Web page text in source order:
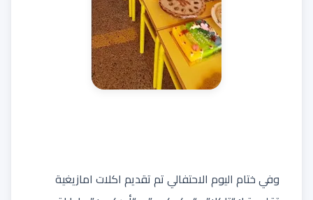
وفي ختام اليوم الاحتفالي تم تقديم اكلات امازيغية